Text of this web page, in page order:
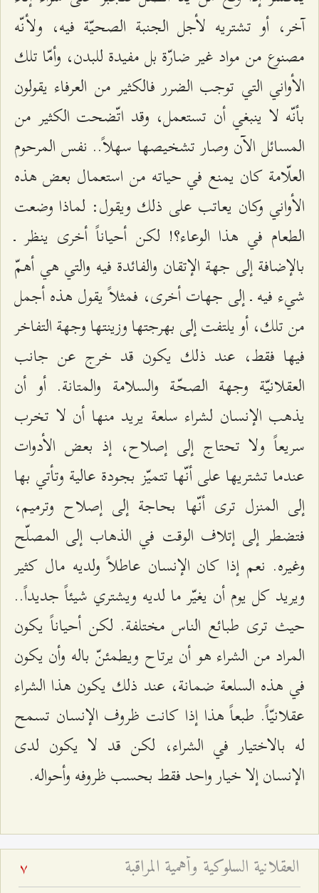
آخر، أو تشتريه لأجل الجنبة الصحيّة فيه، ولأنّه
مصنوع من مواد غير ضارّة بل مفيدة للبدن، وأمّا تلك
الأواني التي توجب الضرر فالكثير من العرفاء يقولون
بأنّه لا ينبغي أن تستعمل، وقد اتّضحت الكثير من
المسائل الآن وصار تشخيصها سهلاً.. نفس المرحوم
العلّامة كان يمنع في حياته من استعمال بعض هذه
الأواني وكان يعاتب على ذلك ويقول: لماذا وضعت
الطعام في هذا الوعاء؟! لكن أحياناً أخرى ينظر ـ
بالإضافة إلى جهة الإتقان والفائدة فيه والتي هي أهمّ
شيء فيه ـ إلى جهات أخرى، فمثلاً يقول هذه أجمل
من تلك، أو يلتفت إلى بهرجتها وزينتها وجهة التفاخر
فيها فقط، عند ذلك يكون قد خرج عن جانب
العقلانيّة وجهة الصحّة والسلامة والمتانة. أو أن
يذهب الإنسان لشراء سلعة يريد منها أن لا تخرب
سريعاً ولا تحتاج إلى إصلاح، إذ بعض الأدوات
عندما تشتريها على أنّها تتميّز بجودة عالية وتأتي بها
إلى المنزل ترى أنّها بحاجة إلى إصلاح وترميم،
فتضطر إلى إتلاف الوقت في الذهاب إلى المصلّح
وغيره. نعم إذا كان الإنسان عاطلاً ولديه مال كثير
ويريد كل يوم أن يغيّر ما لديه ويشتري شيئاً جديداً..
حيث ترى طبائع الناس مختلفة. لكن أحياناً يكون
المراد من الشراء هو أن يرتاح ويطمئنّ باله وأن يكون
في هذه السلعة ضمانة، عند ذلك يكون هذا الشراء
عقلانيّاً. طبعاً هذا إذا كانت ظروف الإنسان تسمح
له بالاختيار في الشراء، لكن قد لا يكون لدى
الإنسان إلا خيار واحد فقط بحسب ظروفه وأحواله.
العقلانية السلوكية وأهمية المراقبة 7